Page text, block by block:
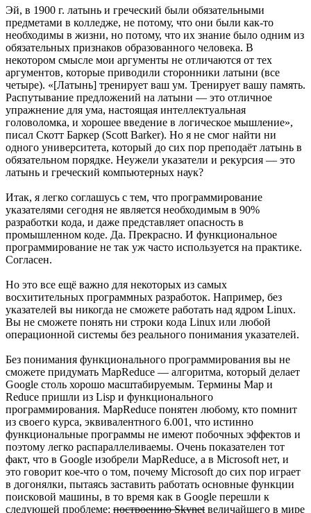
Эй, в 1900 г. латынь и греческий были обязательными
предметами в колледже, не потому, что они были как-то
необходимы в жизни, но потому, что их знание было одним из
обязательных признаков образованного человека. В
некотором смысле мои аргументы не отличаются от тех
аргументов, которые приводили сторонники латыни (все
четыре). «[Латынь] тренирует ваш ум. Тренирует вашу память.
Распутывание предложений на латыни — это отличное
упражнение для ума, настоящая интеллектуальная
головоломка, и хорошее введение в логическое мышление»,
писал Скотт Баркер (Scott Barker). Но я не смог найти ни
одного университета, который до сих пор преподаёт латынь в
обязательном порядке. Неужели указатели и рекурсия — это
латынь и греческий компьютерных наук?
Итак, я легко соглашусь с тем, что программирование
указателями сегодня не является необходимым в 90%
разработки кода, и даже представляет опасность в
промышленном коде. Да. Прекрасно. И функциональное
программирование не так уж часто используется на практике.
Согласен.
Но это все ещё важно для некоторых из самых
восхитительных программных разработок. Например, без
указателей вы никогда не сможете работать над ядром Linux.
Вы не сможете понять ни строки кода Linux или любой
операционной системы без реального понимания указателей.
Без понимания функционального программирования вы не
сможете придумать MapReduce — алгоритма, который делает
Google столь хорошо масштабируемым. Термины Map и
Reduce пришли из Lisp и функционального
программирования. MapReduce понятен любому, кто помнит
из своего курса, эквивалентного 6.001, что истинно
функциональные программы не имеют побочных эффектов и
поэтому легко распараллеливаемы. Очень показателен тот
факт, что в Google изобрели MapReduce, а в Microsoft нет, и
это говорит кое-что о том, почему Microsoft до сих пор играет
в догонялки, пытаясь заставить работать основные функции
поисковой машины, в то время как в Google перешли к
следующей проблеме: построению Skynet величайшего в мире